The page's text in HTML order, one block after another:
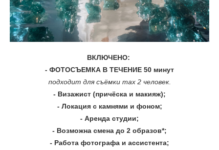
ВКЛЮЧЕНО:
- ФОТОСЪЕМКА В ТЕЧЕНИЕ 50 минут
подходит для съёмки max 2 человек.
- Визажист (причёска и макияж);
- Локация с камнями и фоном;
- Аренда студии;
- Возможна смена до 2 образов*;
- Работа фотографа и ассистента;